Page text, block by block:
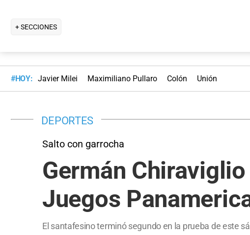
+ SECCIONES
#HOY: Javier Milei Maximiliano Pullaro Colón Unión
DEPORTES
Salto con garrocha
Germán
Juegos
El santafesino terminó segundo en la prueba de este